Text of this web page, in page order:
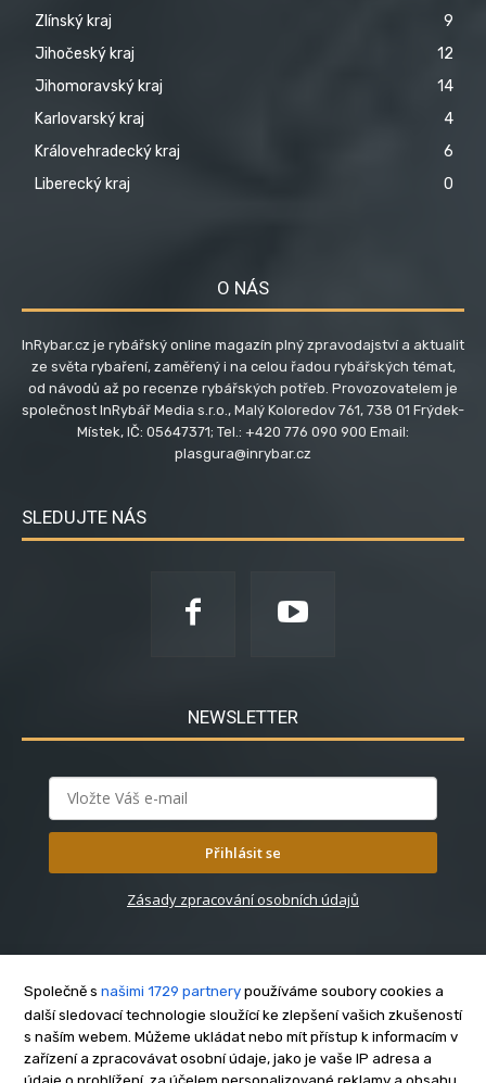
Zlínský kraj
9
Jihočeský kraj
12
Jihomoravský kraj
14
Karlovarský kraj
4
Královehradecký kraj
6
Liberecký kraj
0
O NÁS
InRybar.cz je rybářský online magazín plný zpravodajství a aktualit
ze světa rybaření, zaměřený i na celou řadou rybářských témat,
od návodů až po recenze rybářských potřeb. Provozovatelem je
společnost InRybář Media s.r.o., Malý Koloredov 761, 738 01 Frýdek-
Místek, IČ: 05647371; Tel.: +420 776 090 900 Email:
plasgura@inrybar.cz
SLEDUJTE NÁS
NEWSLETTER
Přihlásit se
Zásady zpracování osobních údajů
O nás
Kontakt
Společně s našimi 1729 partnery používáme soubory cookies a
další sledovací technologie sloužící ke zlepšení vašich zkušeností
s naším webem. Můžeme ukládat nebo mít přístup k informacím v
zařízení a zpracovávat osobní údaje, jako je vaše IP adresa a